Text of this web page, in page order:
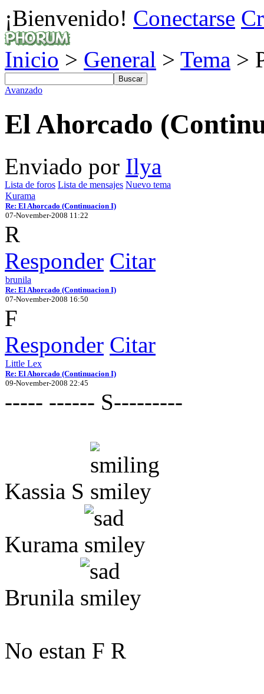
¡Bienvenido! Conectarse
Inicio > General > Tema >
Avanzado
El Ahorcado
Enviado por Ilya
Lista de foros Lista de mensajes Nuevo tema
Kurama
Re: El Ahorcado (Continuacion I)
07-November-2008 11:22
R
Responder Citar
brunila
Re: El Ahorcado (Continuacion I)
07-November-2008 16:50
F
Responder Citar
Little Lex
Re: El Ahorcado (Continuacion I)
09-November-2008 22:45
----- ------ S---------
Kassia S
Kurama
Brunila
No estan F R